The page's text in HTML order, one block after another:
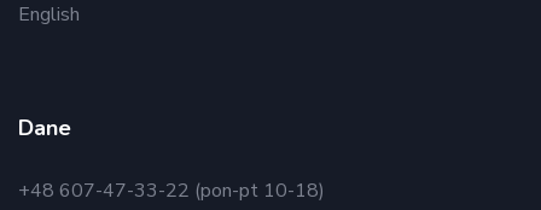
English
Dane
+48 607-47-33-22 (pon-pt 10-18)